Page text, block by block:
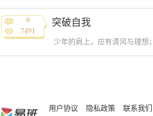
0
7491
突破自我
用户协议 隐私政策 联系我们